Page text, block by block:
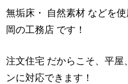
無垢床・ 自然素材 などを
岡の工務店 です！
注文住宅 だからこそ、平屋
ンに対応できます！